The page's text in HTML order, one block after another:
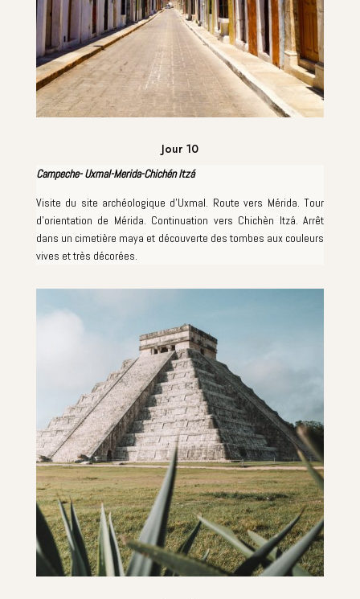
Jour 10
Campeche- Uxmal-Merida-Chichén Itzá
Visite du site archéologique d'Uxmal. Route vers Mérida. Tour
d'orientation de Mérida. Continuation vers Chichèn Itzá. Arrêt
dans un cimetière maya et découverte des tombes aux couleurs
vives et très décorées.